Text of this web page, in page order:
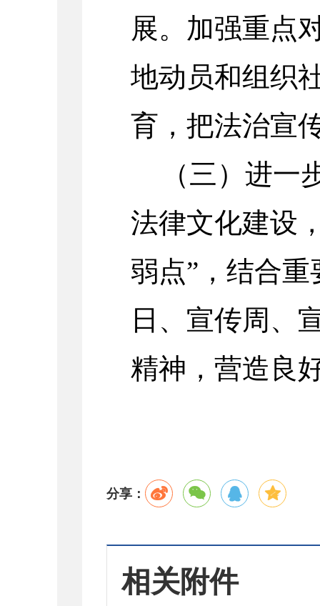
展。加强重点
地动员和组织
育，把法治宣
（三）进
法律文化建设
弱点”，结合
日、宣传周、
精神，营造良
分享：
相关附件